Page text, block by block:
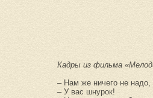
Кадры из фильма
– Нам же ничего не надо,
– У вас шнурок!